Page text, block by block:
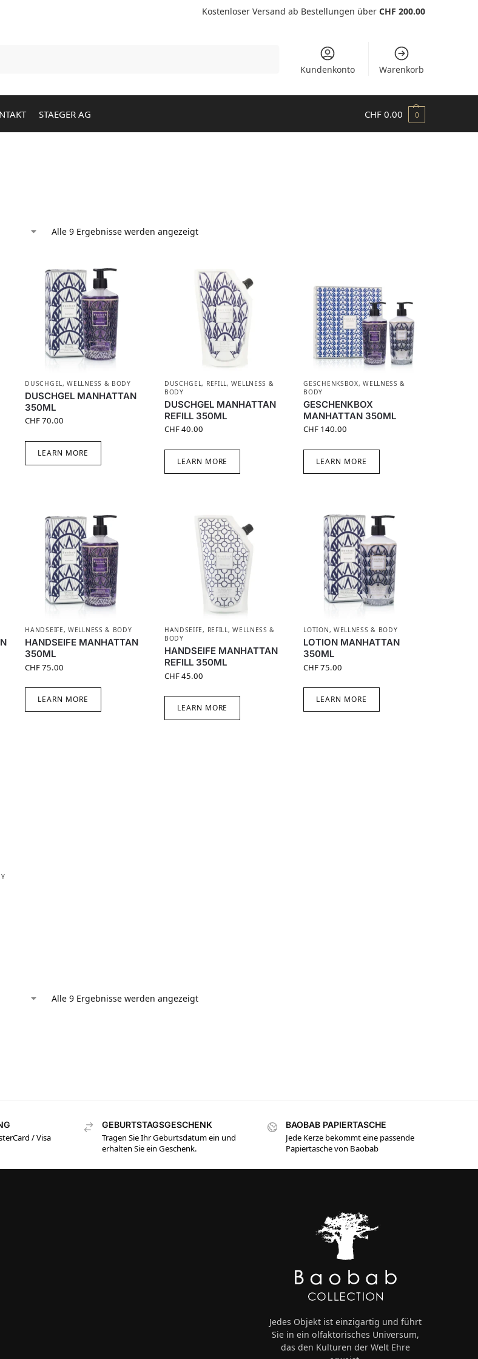
Kostenloser Versand ab Bestellungen über CHF 200.00
Kundenkonto Warenkorb
STAEGER AG CHF 0.00 0
Alle 9 Ergebnisse werden angezeigt
DUSCHGEL ,WELLNESS & BODY
DUSCHGEL MANHATTAN
350ML
CHF70.00
LEARN MORE
DUSCHGEL , REFILL ,WELLNESS &
BODY
DUSCHGEL MANHATTAN
REFILL 350ML
CHF40.00
LEARN MORE
GESCHENKSBOX,WELLNESS &
BODY
GESCHENKBOX
MANHATTAN 350ML
CHF 140.00
LEARN MORE
HANDSEIFE,WELLNESS & BODY
HANDSEIFE MANHATTAN
350ML
CHF75.00
LEARN MORE
HANDSEIFE, REFILL,WELLNESS &
BODY
HANDSEIFE MANHATTAN
REFILL 350ML
CHF45.00
LEARN MORE
LOTION, WELLNESS & BODY
LOTION MANHATTAN
350ML
CHF75.00
LEARN MORE
Alle 9 Ergebnisse werden angezeigt
/ Visa
GEBURTSTAGSGESCHENK
Tragen Sie Ihr Geburtsdatum ein und
erhalten Sie ein Geschenk.
BAOBAB PAPIERTASCHE
Jede Kerze bekommt eine passende
Papiertasche von Baobab
Jedes Objekt ist einzigartig und führt
Sie in ein olfaktorisches Universum,
das den Kulturen der Welt Ehre